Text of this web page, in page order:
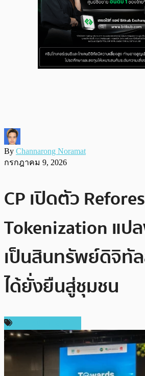
By Channarong Noramat
กรกฎาคม 9, 2026
CP เปิดตัว
Tokenization แป
เป็นสินทรัพย์ดิจิทั
ได้ยั่งยืนสู่ชุมชน